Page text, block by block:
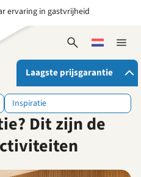
ervaring in gastvrijheid
voor jong en oud
Sluit
Open
zoekformulier
Kies
een
taal
Laagste prijsgarantie
Inspiratie
Dit zijn de